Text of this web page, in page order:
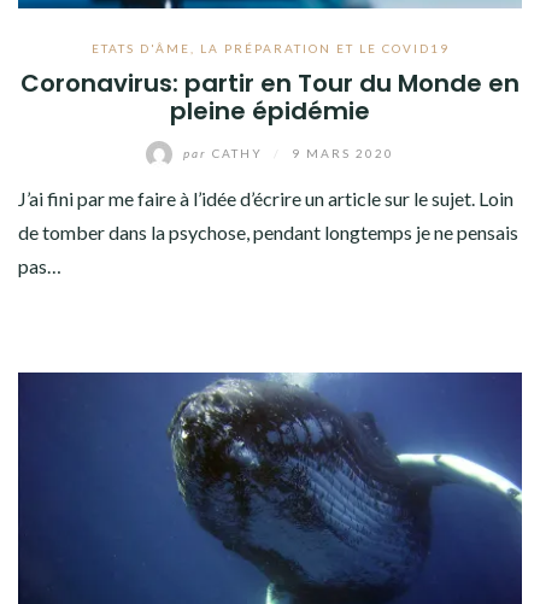
ETATS D'ÂME, LA PRÉPARATION ET LE COVID19
Coronavirus: partir en Tour du Monde en
pleine épidémie
par CATHY 9 MARS 2020
J’ai fini par me faire à l’idée d’écrire un article sur le sujet. Loin
de tomber dans la psychose, pendant longtemps je ne pensais
pas…